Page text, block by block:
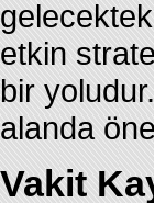
etkin
bir
alanda
Vakit